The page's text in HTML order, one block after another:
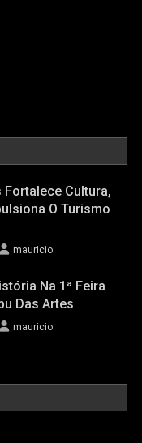
Fortalece Cultura,
O Turismo
mauricio
Na 1ª Feira
Das Artes
mauricio